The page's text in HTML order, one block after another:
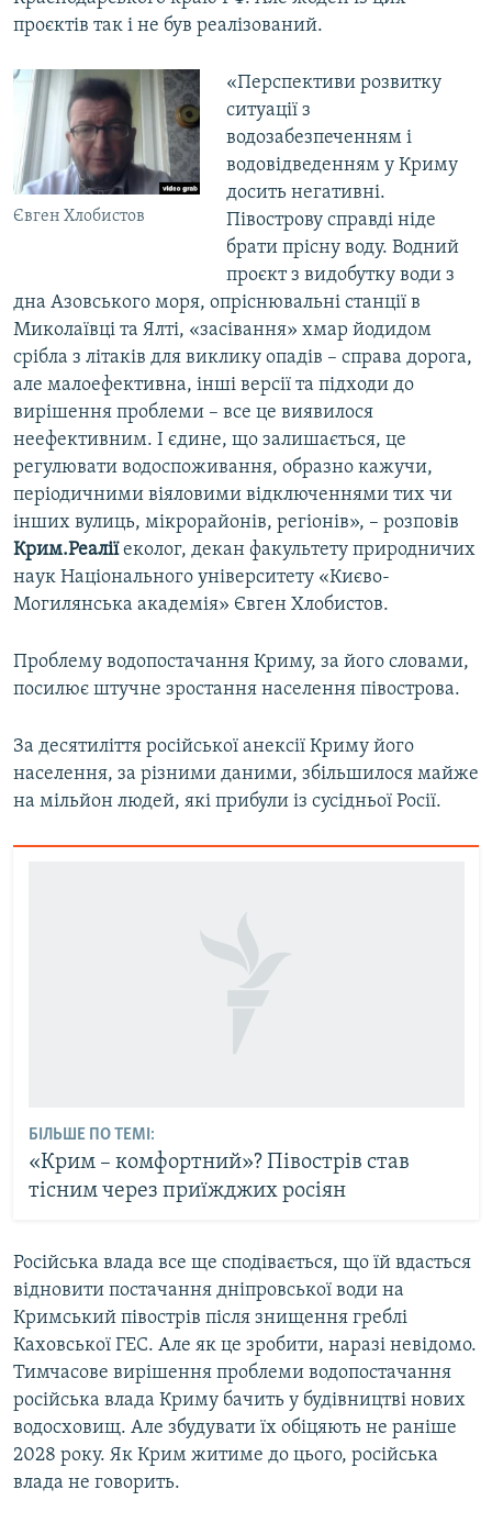
проєктів так і не був реалізований.
Євген Хлобистов
«Перспективи розвитку
ситуації з
водозабезпеченням і
водовідведенням у Криму
досить негативні.
Півострову справді ніде
брати прісну воду. Водний
проєкт з видобутку води з
дна Азовського моря, опріснювальні станції в
Миколаївці та Ялті, «засівання» хмар йодидом
срібла з літаків для виклику опадів – справа дорога,
але малоефективна, інші версії та підходи до
вирішення проблеми – все це виявилося
неефективним. І єдине, що залишається, це
регулювати водоспоживання, образно кажучи,
періодичними віяловими відключеннями тих чи
інших вулиць, мікрорайонів, регіонів», – розповів
Крим.Реаліїеколог, декан факультету природничих
наук Національного університету «Києво-
Могилянська академія» Євген Хлобистов.
Проблему водопостачання Криму, за його словами,
посилює штучне зростання населення півострова.
За десятиліття російської анексії Криму його
населення, за різними даними, збільшилося майже
на мільйон людей, які прибули із сусідньої Росії.
БІЛЬШЕ ПО ТЕМІ:
«Крим – комфортний»? Півострів став
тісним через приїжджих росіян
Російська влада все ще сподівається, що їй вдасться
відновити постачання дніпровської води на
Кримський півострів після знищення греблі
Каховської ГЕС. Але як це зробити, наразі невідомо.
Тимчасове вирішення проблеми водопостачання
російська влада Криму бачить у будівництві нових
водосховищ. Але збудувати їх обіцяють не раніше
2028 року. Як Крим житиме до цього, російська
влада не говорить.